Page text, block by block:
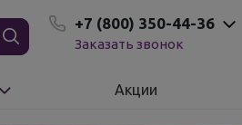
+7 (800) 350-44-36
Заказать звонок
Акции